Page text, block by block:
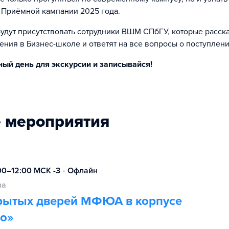
кампании 2025 года.
присутствовать сотрудники ВШМ СПбГУ, которые
в Бизнес-школе и ответят на все вопросы о
день для экскурсии и записывайся!
мероприятия
МСК -3 • Офлайн
дверей МФЮА в корпусе